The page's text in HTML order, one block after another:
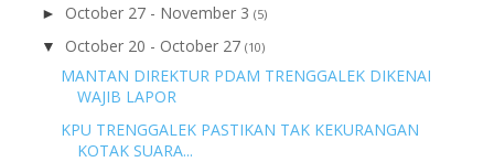
► October 27 - November 3 (5)
▼ October 20 - October 27 (10)
MANTAN DIREKTUR PDAM TRENGGALEK DIKENAI
WAJIB LAPOR
KPU TRENGGALEK PASTIKAN TAK KEKURANGAN
KOTAK SUARA...